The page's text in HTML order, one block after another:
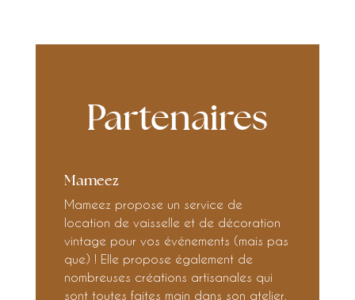
Partenaires
Mameez
Mameez propose un service de
location de vaisselle et de décoration
vintage pour vos événements (mais pas
que) ! Elle propose également de
nombreuses créations artisanales qui
sont toutes faites main dans son atelier.